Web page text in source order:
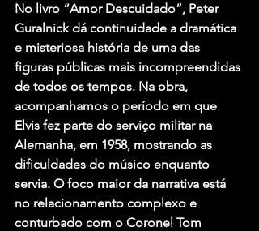
No livro “Amor Descuidado”, Peter
Guralnick dá continuidade a dramática
e misteriosa história de uma das
figuras públicas mais incompreendidas
de todos os tempos. Na obra,
acompanhamos o período em que
Elvis fez parte do serviço militar na
Alemanha, em 1958, mostrando as
dificuldades do músico enquanto
servia. O foco maior da narrativa está
no relacionamento complexo e
conturbado com o Coronel Tom